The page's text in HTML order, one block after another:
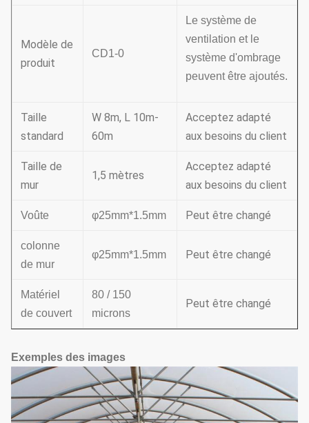
Modèle de
produit
CD1-0
Le système de
ventilation et le
système d'ombrage
peuvent être ajoutés.
Taille
standard
W 8m, L 10m-
60m
Acceptez adapté
aux besoins du client
Taille de
mur
1,5 mètres
Acceptez adapté
aux besoins du client
Voûte φ25mm*1.5mm Peut être changé
colonne
de mur
φ25mm*1.5mm Peut être changé
Matériel
de couvert
80 / 150
microns
Peut être changé
Exemples des images